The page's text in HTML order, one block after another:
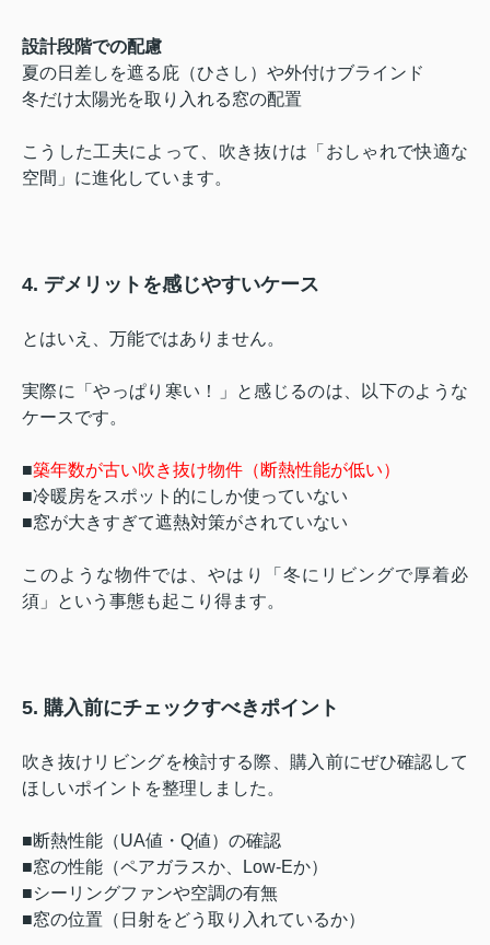
設計段階での配慮
夏の日差しを遮る庇（ひさし）や外付けブラインド
冬だけ太陽光を取り入れる窓の配置
こうした工夫によって、吹き抜けは「おしゃれで快適な
空間」に進化しています。
4. デメリットを感じやすいケース
とはいえ、万能ではありません。
実際に「やっぱり寒い！」と感じるのは、以下のような
ケースです。
■築年数が古い吹き抜け物件 （断熱性能が低い）
■冷暖房をスポット的にしか使っていない
■窓が大きすぎて遮熱対策がされていない
このような物件では、やはり「冬にリビングで厚着必
須」という事態も起こり得ます。
5. 購入前にチェックすべきポイント
吹き抜けリビングを検討する際、購入前にぜひ確認して
ほしいポイントを整理しました。
■断熱性能（UA値・Q値）の確認
■窓の性能（ペアガラスか、Low-Eか）
■シーリングファンや空調の有無
■窓の位置（日射をどう取り入れているか）